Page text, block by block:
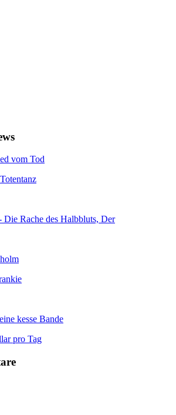
vom Tod
Die Rache des Halbbluts, Der
kesse Bande
pro Tag